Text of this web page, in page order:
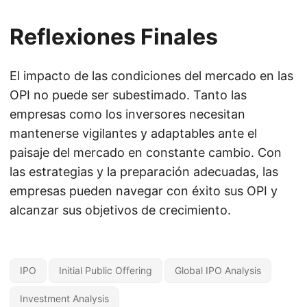
Reflexiones Finales
El impacto de las condiciones del mercado en las
OPI no puede ser subestimado. Tanto las
empresas como los inversores necesitan
mantenerse vigilantes y adaptables ante el
paisaje del mercado en constante cambio. Con
las estrategias y la preparación adecuadas, las
empresas pueden navegar con éxito sus OPI y
alcanzar sus objetivos de crecimiento.
IPO Initial Public Offering Global IPO Analysis
Investment Analysis